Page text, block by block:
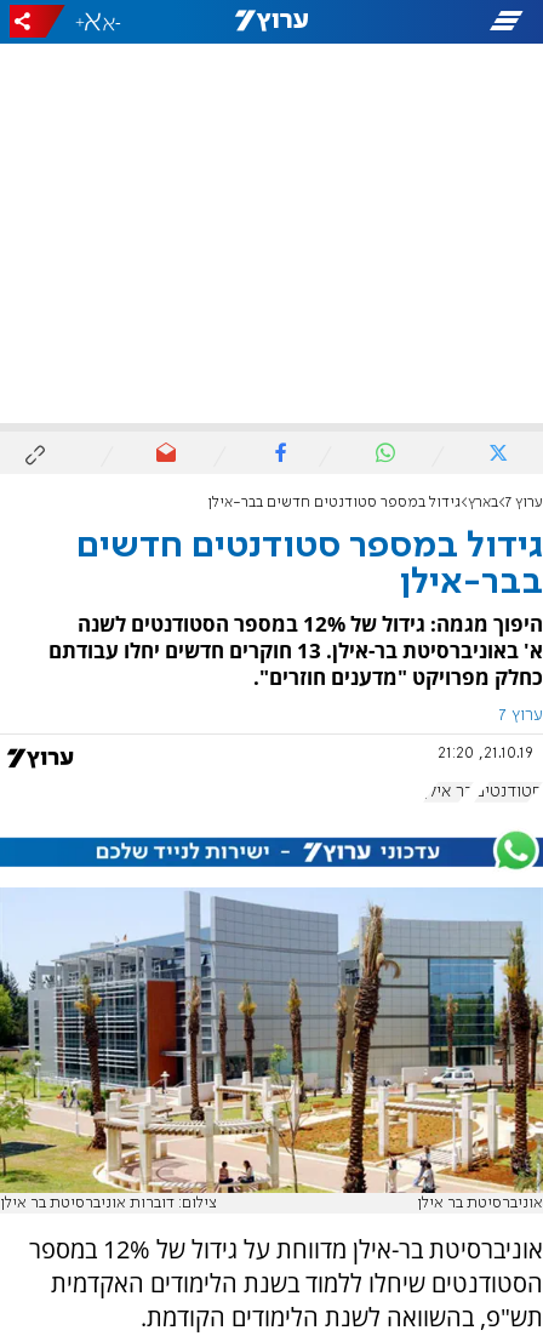
-
+
ערוץ 7 בארץ גידול במספר סטודנטים חדשים בבר-אילן
גידול במספר סטודנטים חדשים
בבר-אילן
היפוך מגמה: גידול של 12% במספר הסטודנטים לשנה
א' באוניברסיטת בר-אילן. 13 חוקרים חדשים יחלו עבודתם
כחלק מפרויקט "מדענים חוזרים".
ערוץ 7
21.10.19, 21:20
סטודנטים בר אילן
אוניברסיטת בר אילן צילום: דוברות אוניברסיטת בר אילן
אוניברסיטת בר-אילן מדווחת על גידול של 12% במספר
הסטודנטים שיחלו ללמוד בשנת הלימודים האקדמית
תש"פ, בהשוואה לשנת הלימודים הקודמת.